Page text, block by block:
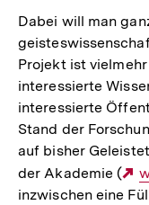
Dabei will man
Projekt ist
interessierte
interessierte
Stand der
auf bisher
der Akademie (
inzwischen eine